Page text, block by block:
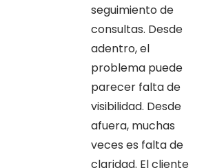
seguimiento de
consultas. Desde
adentro, el
problema puede
parecer falta de
visibilidad. Desde
afuera, muchas
veces es falta de
claridad. El cliente